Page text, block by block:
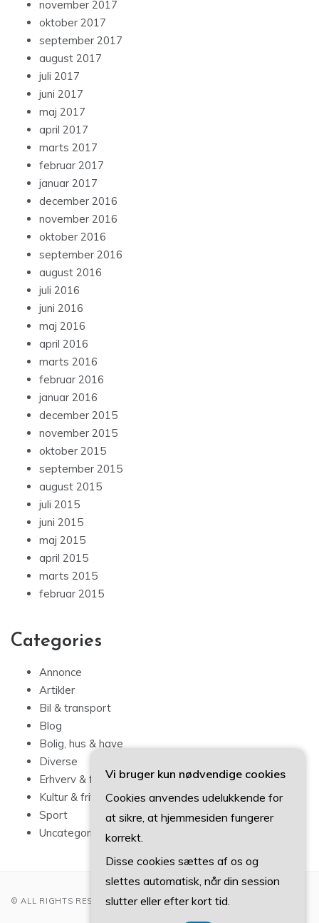
november 2017
oktober 2017
september 2017
august 2017
juli 2017
juni 2017
maj 2017
april 2017
marts 2017
februar 2017
januar 2017
december 2016
november 2016
oktober 2016
september 2016
august 2016
juli 2016
juni 2016
maj 2016
april 2016
marts 2016
februar 2016
januar 2016
december 2015
november 2015
oktober 2015
september 2015
august 2015
juli 2015
juni 2015
maj 2015
april 2015
marts 2015
februar 2015
Categories
Annonce
Artikler
Bil & transport
Blog
Bolig, hus & have
Diverse
Erhverv & forbrug
Kultur & fritid
Sport
Uncategorized
© ALL RIGHTS RESERVED 2022
Vi bruger kun nødvendige cookies
Cookies anvendes udelukkende for
at sikre, at hjemmesiden fungerer
korrekt.
Disse cookies sættes af os og
slettes automatisk, når din session
slutter eller efter kort tid.